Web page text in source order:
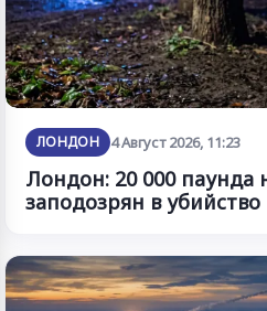
ЛОНДОН 4 Август 2026, 11:23
Лондон: 20 000 паунда
заподозрян в убийство